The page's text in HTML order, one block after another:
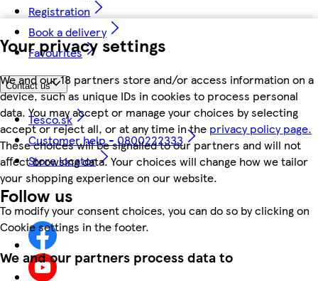
Your privacy settings
We and our 18 partners store and/or access information on a
device, such as unique IDs in cookies to process personal
data. You may accept or manage your choices by selecting
accept or reject all, or at any time in the privacy policy page.
These choices will be signalled to our partners and will not
affect browsing data. Your choices will change how we tailor
your shopping experience on our website.
To modify your consent choices, you can do so by clicking on
Cookie settings in the footer.
We and our partners process data to
Registration
Book a delivery
Favourites
Contact us
Tesco.sk
Customer help - 0800222333
Store locator
Follow us